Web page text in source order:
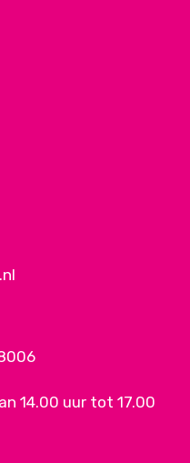
14.00 uur tot 17.00